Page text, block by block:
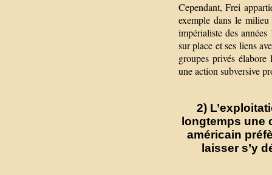
Cependant, Frei
exemple dans le
impérialiste des
sur place et ses liens
groupes privés
une action subversive
2)
longtemps une
américain
laisser s’y